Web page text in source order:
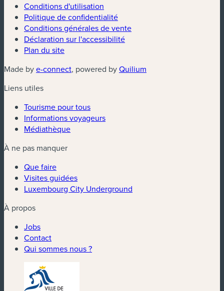
Conditions d'utilisation
Politique de confidentialité
Conditions générales de vente
Déclaration sur l'accessibilité
Plan du site
Made bye-connect(nouvelle fenêtre)
, powered byQuilium
Liens utiles
Tourisme pour tous
Informations voyageurs
Médiathèque
À ne pas manquer
Que faire
Visites guidées
Luxembourg City Underground
À propos
Jobs
Contact
Qui sommes nous ?